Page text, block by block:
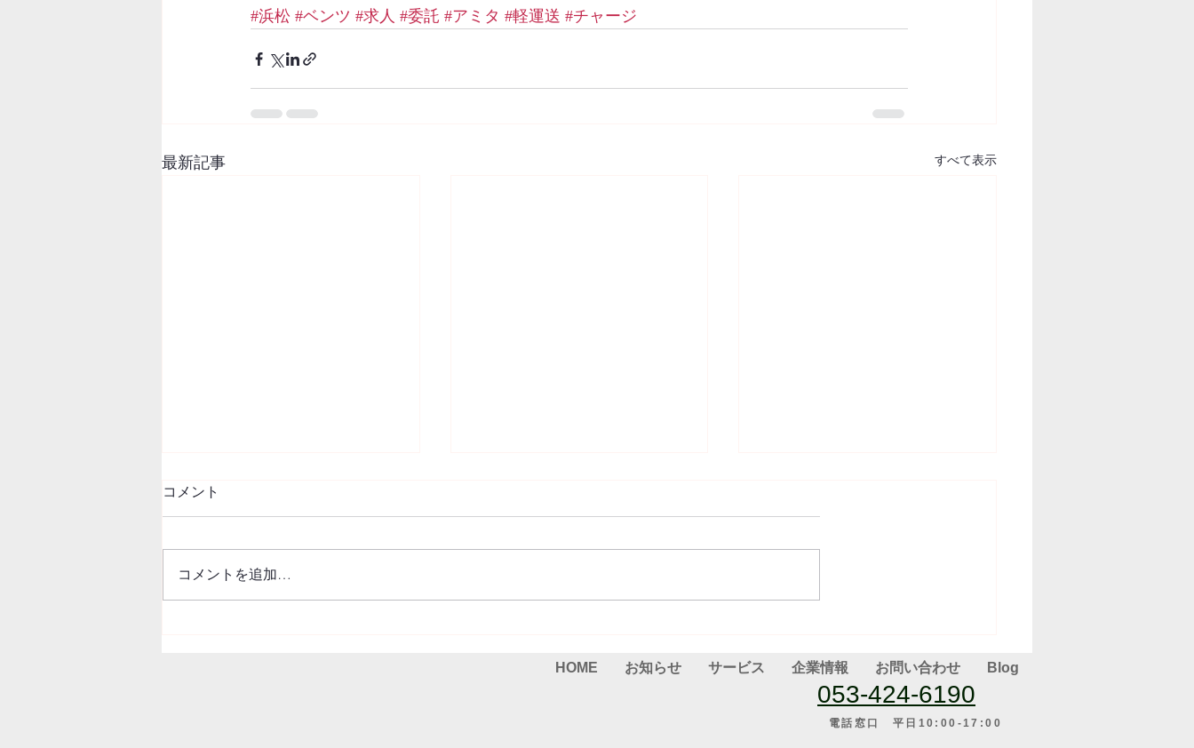
#浜松 #ベンツ #求人 #委託 #アミタ #軽運送 #チャージ
最新記事 すべて表示
コメント
コメントを追加…
HOME お知らせ サービス 企業情報 お問い合わせ Blog
053-424-6190
電話窓口 平日10:00-17:00